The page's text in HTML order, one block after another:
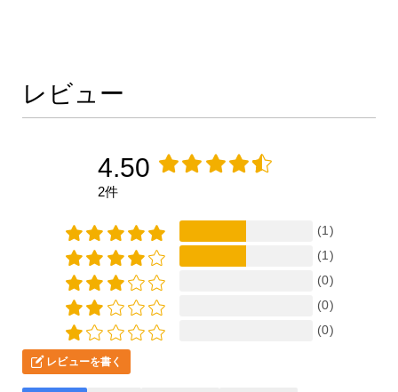
レビュー
4.50
2件
(1)
(1)
(0)
(0)
(0)
レビューを書く